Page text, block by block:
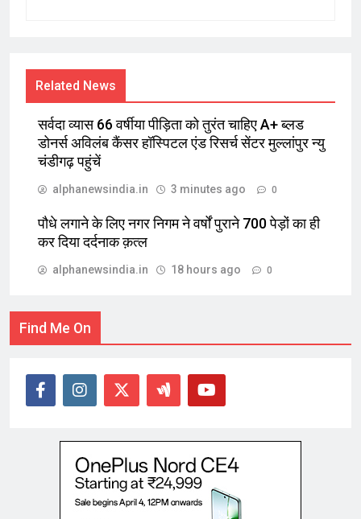
Related News
सर्वदा व्यास 66 वर्षीया पीड़िता को तुरंत चाहिए A+ ब्लड
डोनर्स अविलंब कैंसर हॉस्पिटल एंड रिसर्च सेंटर मुल्लांपुर न्यु
चंडीगढ़ पहुंचें
alphanewsindia.in 3 minutes ago 0
पौधे लगाने के लिए नगर निगम ने वर्षों पुराने 700 पेड़ों का ही
कर दिया दर्दनाक क़त्ल
alphanewsindia.in 18 hours ago 0
Find Me On